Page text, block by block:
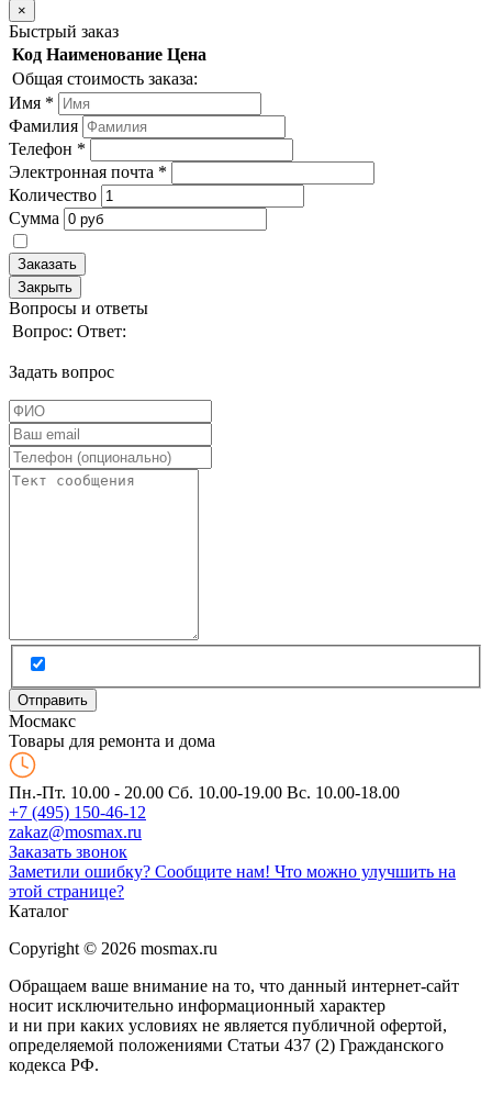
×
Быстрый заказ
Код Наименование Цена
Общая стоимость заказа:
Имя *
Фамилия
Телефон *
Электронная почта *
Количество
Сумма
Заказать
Закрыть
Вопросы и ответы
Вопрос: Ответ:
Задать вопрос
Мосмакс
Товары для ремонта и дома
Пн.-Пт. 10.00 - 20.00 Сб. 10.00-19.00 Вс. 10.00-18.00
+7 (495) 150-46-12
zakaz@mosmax.ru
Заказать звонок
Заметили ошибку? Сообщите нам! Что можно улучшить на
этой странице?
Каталог
Copyright © 2026 mosmax.ru
Обращаем ваше внимание на то, что данный интернет-сайт
носит исключительно информационный характер
и ни при каких условиях не является публичной офертой,
определяемой положениями Статьи 437 (2) Гражданского
кодекса РФ.